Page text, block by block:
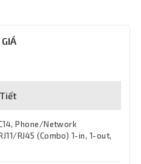
Phone/Network
RJ45 (Combo) 1-in, 1-out,